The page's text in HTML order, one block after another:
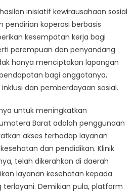
inisiatif kewirausahaan sosial
pendirian koperasi berbasis
kesempatan kerja bagi
perempuan dan penyandang
hanya menciptakan lapangan
bagi anggotanya,
dan pemberdayaan sosial.
untuk meningkatkan
Barat adalah penggunaan
akses terhadap layanan
dan pendidikan. Klinik
telah dikerahkan di daerah
layanan kesehatan kepada
Demikian pula, platform